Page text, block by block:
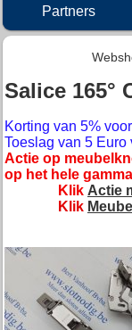
Partners
Salice 165°
Korting van 5%
Toeslag van 5 Euro
Actie op
op het hele
Klik Actie
Klik